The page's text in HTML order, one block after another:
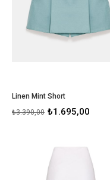
Linen Mint Short
₺1.695,00
₺3.390,00